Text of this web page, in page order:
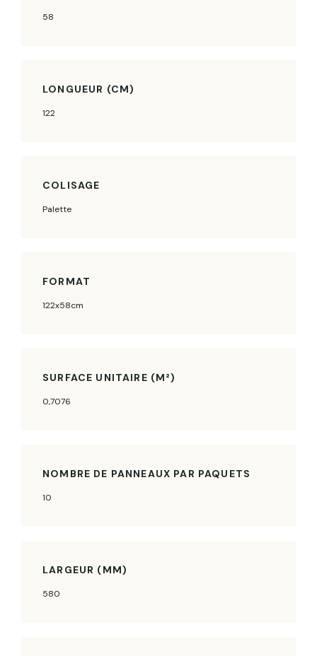
58
LONGUEUR (CM)
122
COLISAGE
Palette
FORMAT
122x58cm
SURFACE UNITAIRE (M²)
0,7076
NOMBRE DE PANNEAUX PAR PAQUETS
10
LARGEUR (MM)
580